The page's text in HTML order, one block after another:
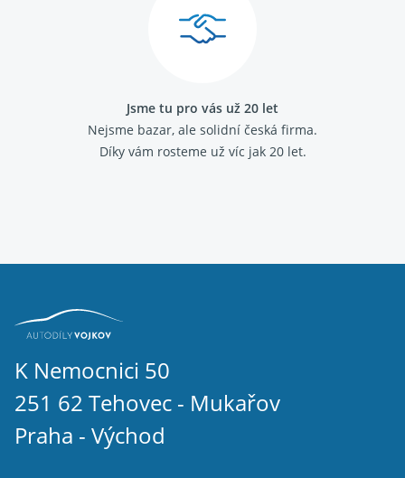
Jsme tu pro vás už 20 let
Nejsme bazar, ale solidní česká firma.
Díky vám rosteme už víc jak 20 let.
K Nemocnici 50
251 62 Tehovec - Mukařov
Praha - Východ